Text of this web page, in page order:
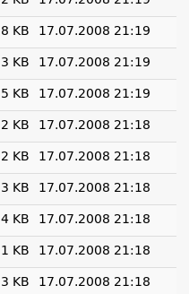
8 KB 17.07.2008 21:19
3 KB 17.07.2008 21:19
5 KB 17.07.2008 21:19
2 KB 17.07.2008 21:18
2 KB 17.07.2008 21:18
3 KB 17.07.2008 21:18
4 KB 17.07.2008 21:18
1 KB 17.07.2008 21:18
3 KB 17.07.2008 21:18